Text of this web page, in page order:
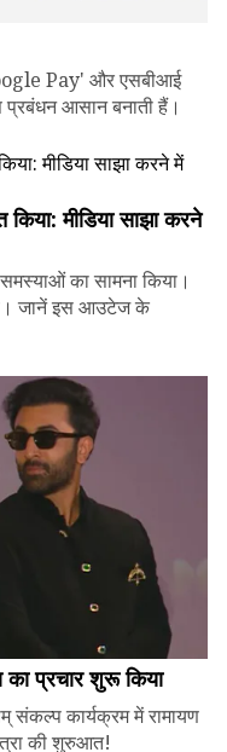
Pay' और एसबीआई
प्रबंधन आसान बनाती हैं।
मीडिया साझा करने
का सामना किया।
जानें इस आउटेज के
का प्रचार शुरू किया
कार्यक्रम में रामायण
की शुरुआत!